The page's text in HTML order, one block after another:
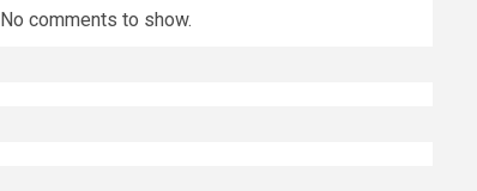
No comments to show.